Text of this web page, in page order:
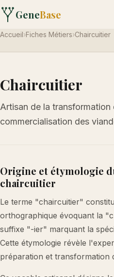
GeneBase
Accueil›Fiches Métiers›Chaircuitier
Chaircuitier
Artisan de la transformation
commercialisation des
Origine et étymologie
chaircuitier
Le terme "chaircuitier"
orthographique évoquant la
suffixe "-ier" marquant la
Cette étymologie révèle
préparation et transformation